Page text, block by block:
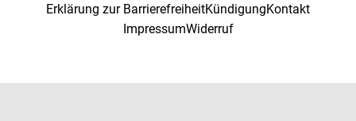
Erklärung zur BarrierefreiheitKündigungKontakt
ImpressumWiderruf